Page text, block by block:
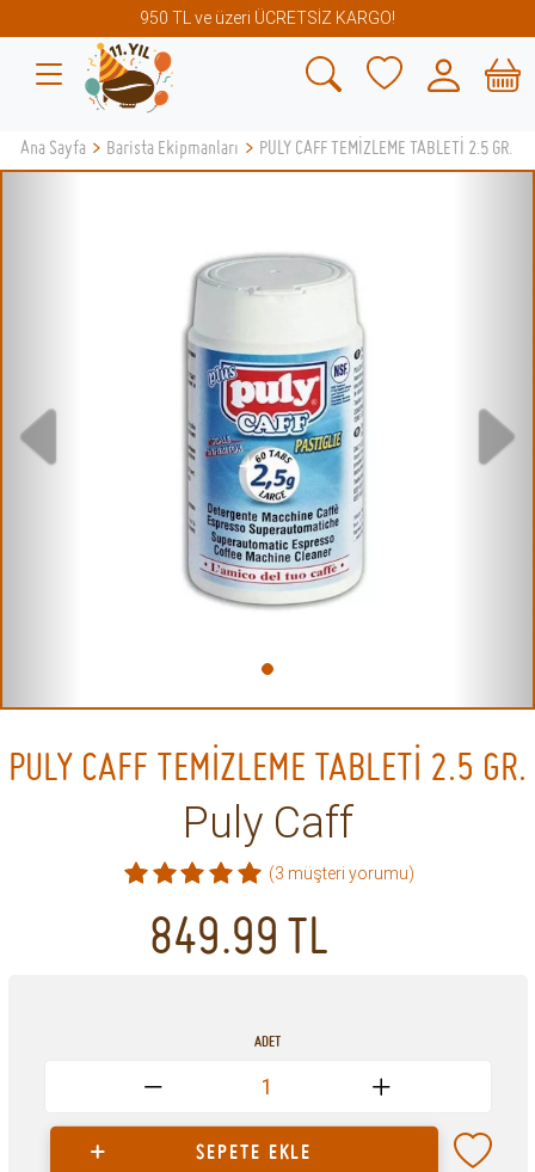
950 TL ve üzeri ÜCRETSİZ KARGO!
Ana Sayfa > Barista Ekipmanları > PULY CAFF TEMİZLEME TABLETİ 2.5 GR.
PULY CAFF TEMİZLEME TABLETİ 2.5 GR.
Puly Caff
(3 müşteri yorumu)
849.99TL
ADET
1
SEPETE EKLE